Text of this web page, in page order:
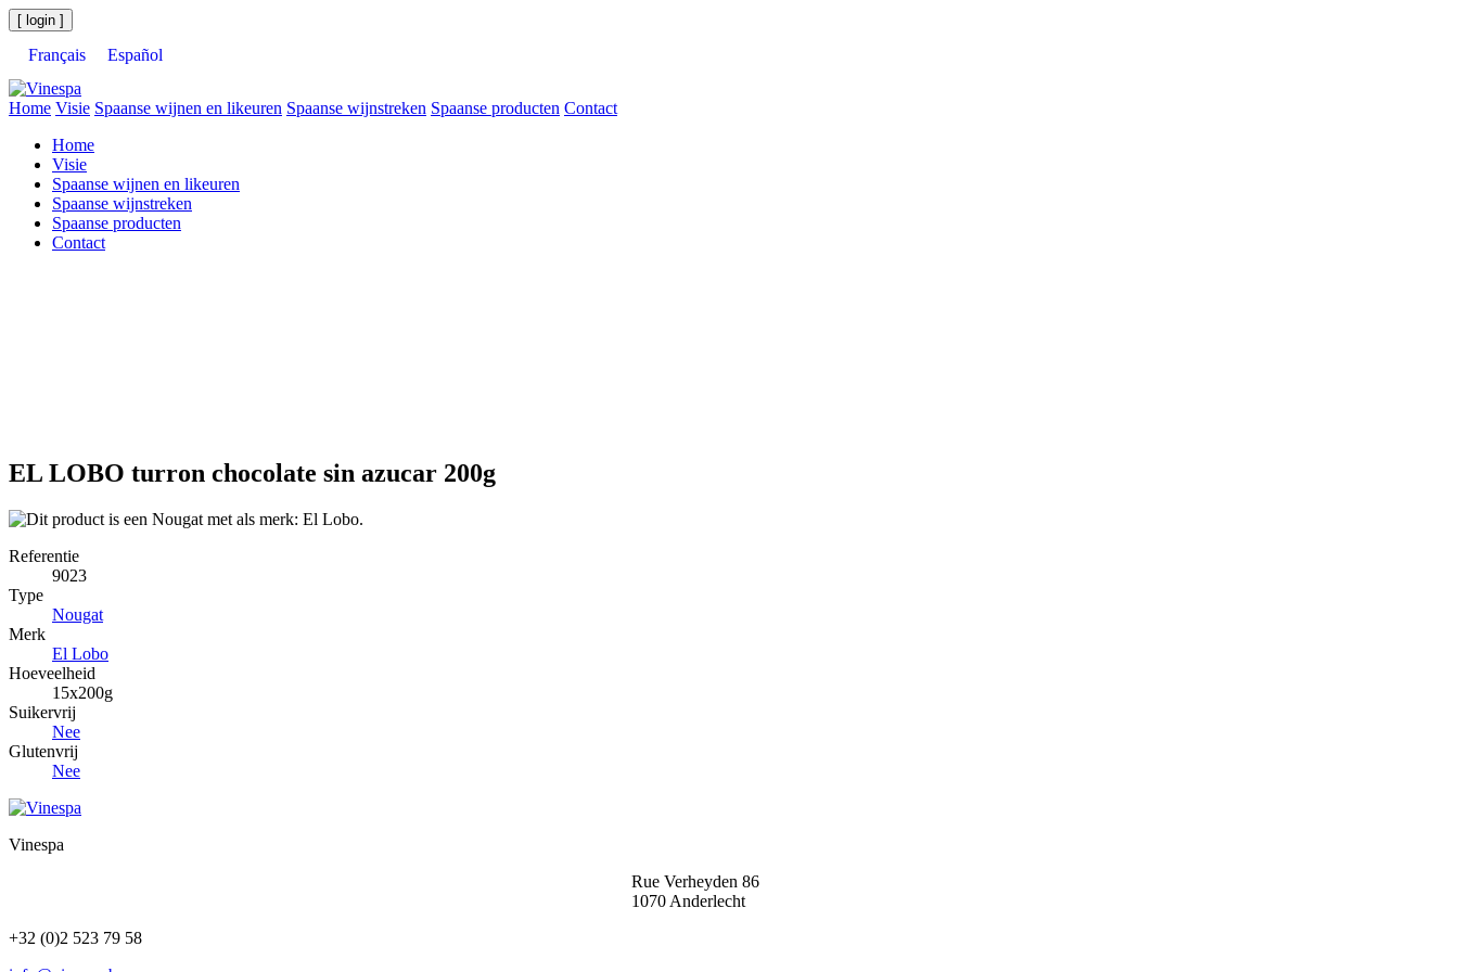
[ login ]
Français Español
Home Visie Spaanse wijnen en likeuren Spaanse wijnstreken Spaanse producten Contact
Home
Visie
Spaanse wijnen en likeuren
Spaanse wijnstreken
Spaanse producten
Contact
EL LOBO turron chocolate sin azucar 200g
Referentie
9023
Type
Nougat
Merk
El Lobo
Hoeveelheid
15x200g
Suikervrij
Nee
Glutenvrij
Nee
Vinespa
Rue Verheyden 86
1070 Anderlecht
+32 (0)2 523 79 58